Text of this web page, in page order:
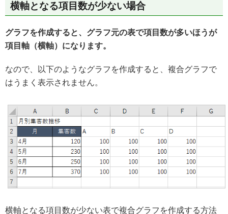
横軸となる項目数が少ない場合
グラフを作成すると、グラフ元の表で項目数が多いほうが
項目軸（横軸）になります。
なので、以下のようなグラフを作成すると、複合グラフで
はうまく表示されません。
横軸となる項目数が少ない表で複合グラフを作成する方法